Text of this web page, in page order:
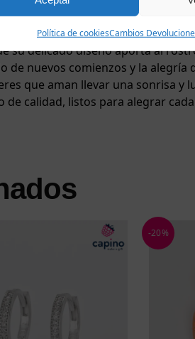
Política de cookiesCambios
y luz confiere a los
y miden 1/0,6 cm, y son
su delicado diseño aporta al
de nuevos comienzos y la
que aman llevar una sonrisa y
calidad, listos para alegrar
-20%